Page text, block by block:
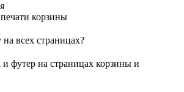
корзины
всех страницах?
футер на страницах корзины и